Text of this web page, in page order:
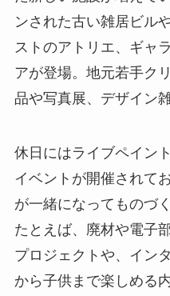
ンされた古い雑居ビル
ストのアトリエ、ギャ
アが登場。地元若手ク
品や写真展、デザイン
休日にはライブペイン
イベントが開催されて
が一緒になってものづ
たとえば、廃材や電子
プロジェクトや、イン
から子供まで楽しめる